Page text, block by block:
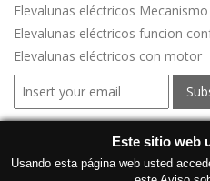
Elevalunas eléctricos Mecanismo
Elevalunas eléctricos funcion
Elevalunas eléctricos con motor
Ventana electricas para
Ventana electricas para vehículos
Este sitio web
Usando esta página web usted